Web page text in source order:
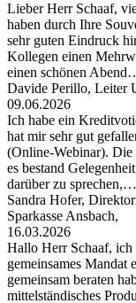
Lieber Herr Schaaf,
haben durch Ihre
sehr guten Eindruck
Kollegen einen
einen schönen
Davide Perillo, Leiter
09.06.2026
Ich habe ein
hat mir sehr gut
(Online-Webinar).
es bestand
darüber zu sprechen,…
Sandra Hofer,
Sparkasse Ansbach,
16.03.2026
Hallo Herr Schaaf, ich
gemeinsames Mandat
gemeinsam beraten
mittelständisches